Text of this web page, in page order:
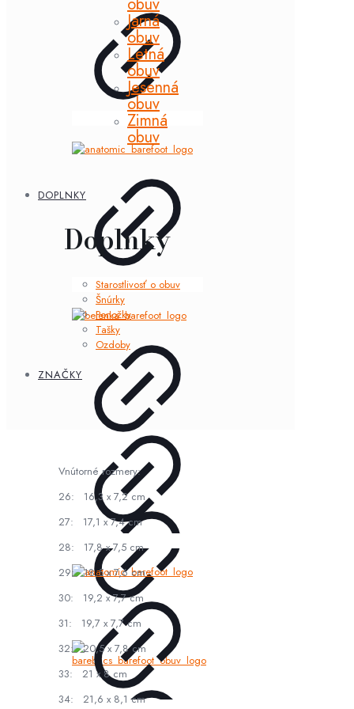
Jarná
obuv
Letná
obuv
Jesenná
obuv
Zimná
obuv
DOPLNKY
Doplnky
Starostlivosť o obuv
Šnúrky
Ponožky
Tašky
Ozdoby
ZNAČKY
Vnútorné rozmery:
26: 16,3 x 7,2 cm
27: 17,1 x 7,4 cm
28: 17,8 x 7,5 cm
29: 18,5 x 7,6 cm
30: 19,2 x 7,7 cm
31: 19,7 x 7,7 cm
32: 20,5 x 7,8 cm
33: 21 x 8 cm
34: 21,6 x 8,1 cm